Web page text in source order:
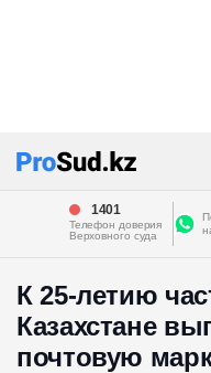
1401
Телефон доверия
Верховного суда
К 25-летию
Казахстане
почтовую